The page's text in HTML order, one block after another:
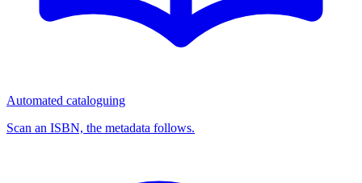
Automated cataloguing
Scan an ISBN, the metadata follows.